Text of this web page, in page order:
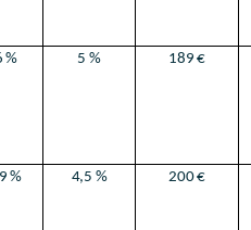
% 5 % 189 €
% 4,5 % 200 €